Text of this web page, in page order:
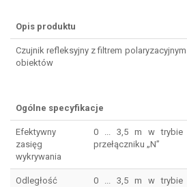
Opis produktu
Czujnik refleksyjny z filtrem
obiektów
Ogólne specyfikacje
Efektywny
zasięg
wykrywania
0 ... 3,5 m w trybie
przełączniku „N”
Odległość
0 ... 3,5 m w trybie